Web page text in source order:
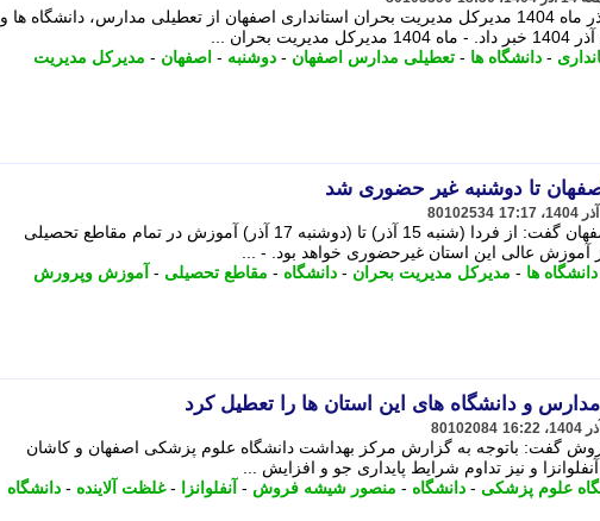
تعطیلی مدارس اصفهان دوشنبه 17 آذر ماه 1404 مدیرکل مدیریت بحران استانداری اصفهان از تعطیلی مدارس، دانشگاه ها و
- دانشگاه ها - تعطیلی مدارس اصفهان - دوشنبه - اصفهان - مدیرکل مدیریت
تا دوشنبه غیر حضوری شد
80102534
مدیرکل مدیریت بحران استانداری اصفهان گفت: از فردا (شنبه 15 آذر) تا (دوشنبه 17 آذر) آموزش در تمام مقاطع تحصیلی
عالی این استان غیرحضوری خواهد بود. - ...
دانشگاه ها - مدیرکل مدیریت بحران - دانشگاه - مقاطع تحصیلی - آموزش وپرورش
مدارس و دانشگاه های این استان ها را تعطیل کرد
80102084
گفت: باتوجه به گزارش مرکز بهداشت دانشگاه علوم پزشکی اصفهان و کاشان
و نیز تداوم شرایط پایداری جو و افزایش ...
علوم پزشکی - دانشگاه - منصور شیشه فروش - آنفلوانزا -غلظت آلاینده - دانشگاه